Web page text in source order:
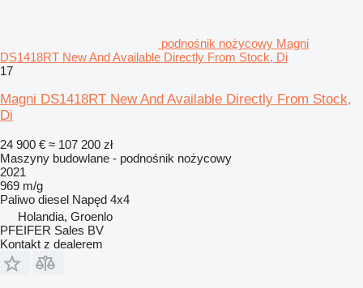
podnośnik nożycowy Magni
DS1418RT New And Available Directly From Stock, Di
17
Magni DS1418RT New And Available Directly From Stock,
Di
24 900 € ≈ 107 200 zł
Maszyny budowlane - podnośnik nożycowy
2021
969 m/g
Paliwo diesel Napęd 4x4
Holandia, Groenlo
PFEIFER Sales BV
Kontakt z dealerem